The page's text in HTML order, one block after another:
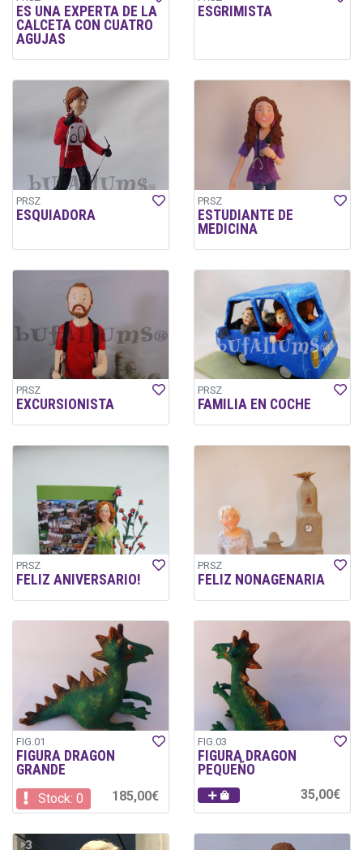
ES UNA EXPERTA DE LA
CALCETA CON CUATRO
AGUJAS
ESGRIMISTA
PRSZ
ESQUIADORA
PRSZ
ESTUDIANTE DE
MEDICINA
PRSZ
EXCURSIONISTA
PRSZ
FAMILIA EN COCHE
PRSZ
FELIZ ANIVERSARIO!
PRSZ
FELIZ NONAGENARIA
FIG.01
FIGURA DRAGON
GRANDE
Stock: 0 185,00€
FIG.03
FIGURA DRAGON
PEQUEÑO
35,00€